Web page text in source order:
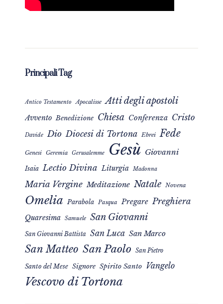
Principali Tag
Antico Testamento Apocalisse Atti degli apostoli
Avvento Benedizione Chiesa Conferenza Cristo
Davide Dio Diocesi di Tortona Ebrei Fede
Genesi Geremia Gerusalemme Gesù Giovanni
Isaia Lectio Divina Liturgia Madonna
Maria Vergine Meditazione Natale Novena
Omelia Parabola Pasqua Pregare Preghiera
Quaresima Samuele San Giovanni
San Giovanni Battista San Luca San Marco
San Matteo San Paolo San Pietro
Santo del Mese Signore Spirito Santo Vangelo
Vescovo di Tortona